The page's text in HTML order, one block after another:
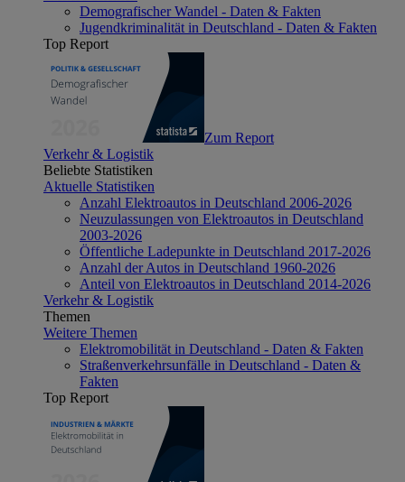
Demografischer Wandel - Daten & Fakten
Jugendkriminalität in Deutschland - Daten & Fakten
Top Report
Zum Report
Verkehr & Logistik
Beliebte Statistiken
Aktuelle Statistiken
Anzahl Elektroautos in Deutschland 2006-2026
Neuzulassungen von Elektroautos in Deutschland
2003-2026
Öffentliche Ladepunkte in Deutschland 2017-2026
Anzahl der Autos in Deutschland 1960-2026
Anteil von Elektroautos in Deutschland 2014-2026
Verkehr & Logistik
Themen
Weitere Themen
Elektromobilität in Deutschland - Daten & Fakten
Straßenverkehrsunfälle in Deutschland - Daten &
Fakten
Top Report